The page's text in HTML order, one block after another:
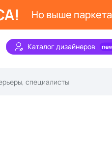
Но выше паркета
Каталог дизайнеров